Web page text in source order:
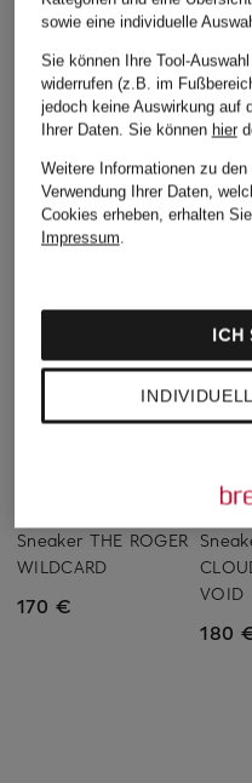
Sneaker THE ROGER
WILDCARD
170 €
On
VOID
180
sowie eine individuelle
Sie können Ihre Tool-
widerrufen (z.B. im
jedoch keine Auswirkung auf
Ihrer Daten. Sie können hier
Weitere Informationen zu
Verwendung Ihrer Daten,
Cookies erheben, erhalten
Impressum.
ICH